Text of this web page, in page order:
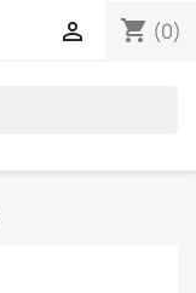
shopping_cart (0)
